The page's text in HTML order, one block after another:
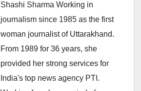
Shashi Sharma Working in
journalism since 1985 as the first
woman journalist of Uttarakhand.
From 1989 for 36 years, she
provided her strong services for
India's top news agency PTI.